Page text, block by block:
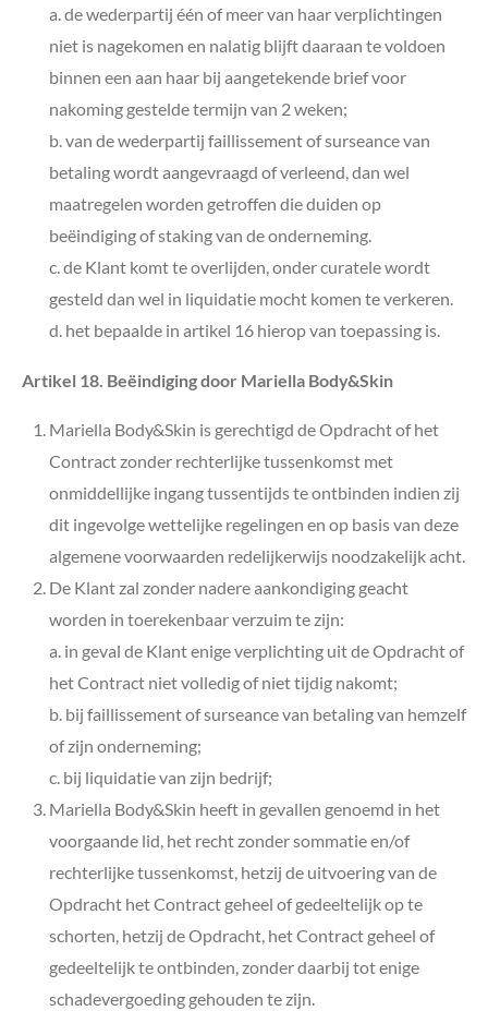
a. de wederpartij één of meer van haar verplichtingen
niet is nagekomen en nalatig blijft daaraan te voldoen
binnen een aan haar bij aangetekende brief voor
nakoming gestelde termijn van 2 weken;
b. van de wederpartij faillissement of surseance van
betaling wordt aangevraagd of verleend, dan wel
maatregelen worden getroffen die duiden op
beëindiging of staking van de onderneming.
c. de Klant komt te overlijden, onder curatele wordt
gesteld dan wel in liquidatie mocht komen te verkeren.
d. het bepaalde in artikel 16 hierop van toepassing is.
Artikel 18. Beëindiging door Mariella Body&Skin
Mariella Body&Skin is gerechtigd de Opdracht of het
Contract zonder rechterlijke tussenkomst met
onmiddellijke ingang tussentijds te ontbinden indien zij
dit ingevolge wettelijke regelingen en op basis van deze
algemene voorwaarden redelijkerwijs noodzakelijk acht.
De Klant zal zonder nadere aankondiging geacht
worden in toerekenbaar verzuim te zijn:
a. in geval de Klant enige verplichting uit de Opdracht of
het Contract niet volledig of niet tijdig nakomt;
b. bij faillissement of surseance van betaling van hemzelf
of zijn onderneming;
c. bij liquidatie van zijn bedrijf;
Mariella Body&Skin heeft in gevallen genoemd in het
voorgaande lid, het recht zonder sommatie en/of
rechterlijke tussenkomst, hetzij de uitvoering van de
Opdracht het Contract geheel of gedeeltelijk op te
schorten, hetzij de Opdracht, het Contract geheel of
gedeeltelijk te ontbinden, zonder daarbij tot enige
schadevergoeding gehouden te zijn.